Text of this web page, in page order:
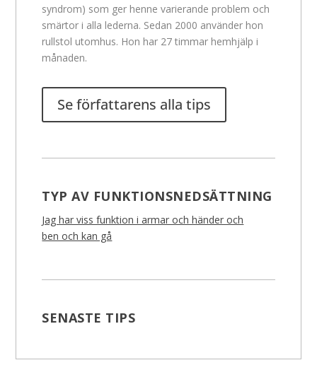
syndrom) som ger henne varierande problem och
smärtor i alla lederna. Sedan 2000 använder hon
rullstol utomhus. Hon har 27 timmar hemhjälp i
månaden.
Se författarens alla tips
TYP AV FUNKTIONSNEDSÄTTNING
Jag har viss funktion i armar och händer och
ben och kan gå
SENASTE TIPS